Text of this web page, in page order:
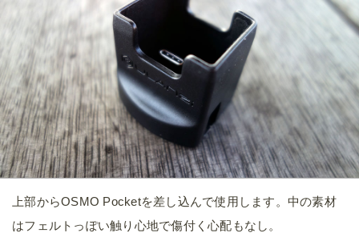
上部からOSMO Pocketを差し込んで使用します。中の素材
はフェルトっぽい触り心地で傷付く心配もなし。